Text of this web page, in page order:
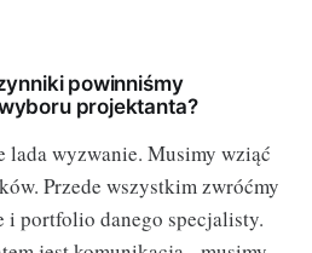
powinniśmy
projektanta?
wyzwanie. Musimy wziąć
Przede wszystkim zwróćmy
i portfolio danego specjalisty.